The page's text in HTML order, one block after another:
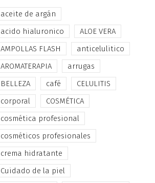
aceite de argán
acido hialuronico
ALOE VERA
AMPOLLAS FLASH
anticelulitico
AROMATERAPIA
arrugas
BELLEZA
café
CELULITIS
corporal
COSMÉTICA
cosmética profesional
cosméticos profesionales
crema hidratante
Cuidado de la piel